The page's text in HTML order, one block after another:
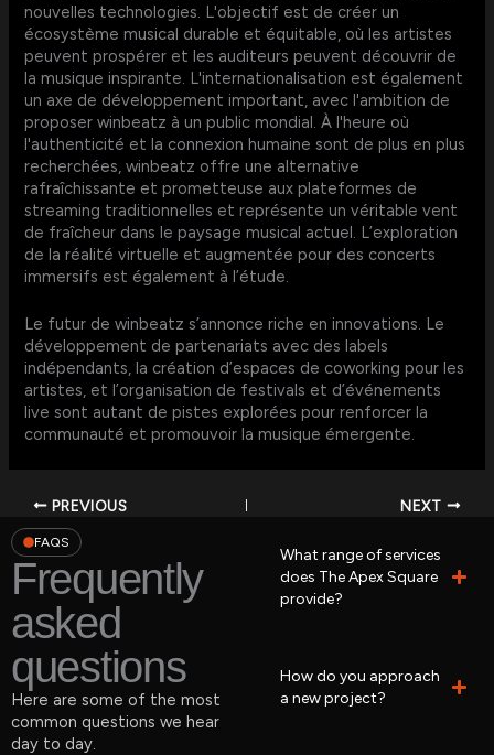
nouvelles technologies. L'objectif est de créer un
écosystème musical durable et équitable, où les artistes
peuvent prospérer et les auditeurs peuvent découvrir de
la musique inspirante. L'internationalisation est également
un axe de développement important, avec l'ambition de
proposer winbeatz à un public mondial. À l'heure où
l'authenticité et la connexion humaine sont de plus en plus
recherchées, winbeatz offre une alternative
rafraîchissante et prometteuse aux plateformes de
streaming traditionnelles et représente un véritable vent
de fraîcheur dans le paysage musical actuel. L’exploration
de la réalité virtuelle et augmentée pour des concerts
immersifs est également à l’étude.
Le futur de winbeatz s’annonce riche en innovations. Le
développement de partenariats avec des labels
indépendants, la création d’espaces de coworking pour les
artistes, et l’organisation de festivals et d’événements
live sont autant de pistes explorées pour renforcer la
communauté et promouvoir la musique émergente.
PREVIOUS NEXT
FAQS
Frequently
asked
questions
Here are some of the most
common questions we hear
day to day.
What range of services
does The Apex Square
provide?
How do you approach
a new project?